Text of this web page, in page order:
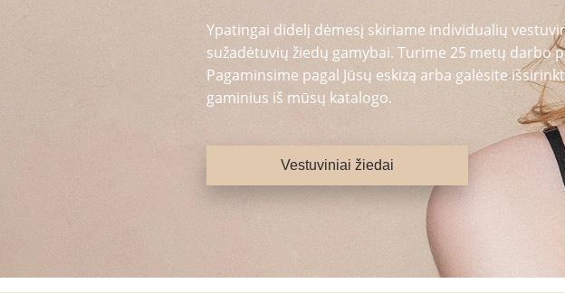
Ypatingai didelį dėmesį skiriame individualių
sužadėtuvių žiedų gamybai. Turime 25 metų darbo
Pagaminsime pagal Jūsų eskizą arba galėsite
gaminius iš mūsų katalogo.
Vestuviniai žiedai